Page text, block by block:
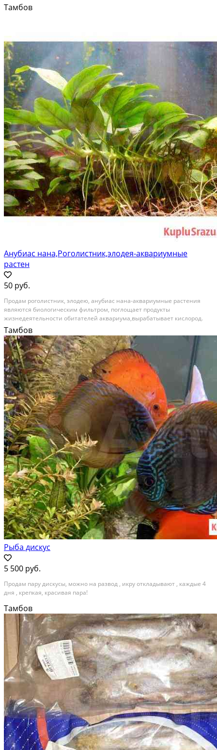
Тамбов
Анубиас нана,Роголистник,элодея-аквариумные
растен
50 руб.
Продам роголистник, элодею, анубиас нана-аквариумные растения
являются биологическим фильтром, поглощает продукты
жизнедеятельности обитателей аквариума,вырабатывает кислород.
Ветки от 20см. Цена от 50 рублей
Тамбов
Рыба дискус
5 500 руб.
Продам пару дискусы, можно на развод , икру откладывают , каждые 4
дня , крепкая, красивая пара!
Тамбов